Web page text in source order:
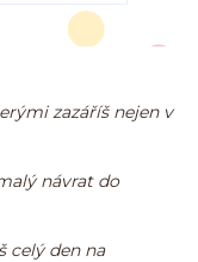
zazáříš nejen v
návrat do
celý den na